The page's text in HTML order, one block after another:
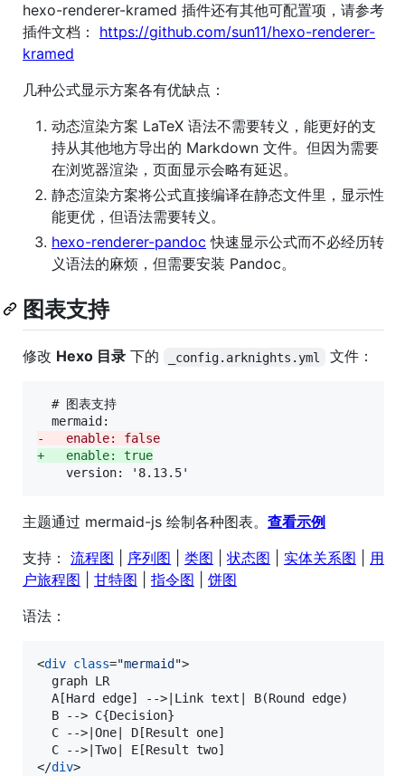
hexo-renderer-kramed 插件还有其他可配置项，请参考
插件文档： https://github.com/sun11/hexo-renderer-
kramed
几种公式显示方案各有优缺点：
动态渲染方案 LaTeX 语法不需要转义，能更好的支
持从其他地方导出的 Markdown 文件。但因为需要
在浏览器渲染，页面显示会略有延迟。
静态渲染方案将公式直接编译在静态文件里，显示性
能更优，但语法需要转义。
hexo-renderer-pandoc 快速显示公式而不必经历转
义语法的麻烦，但需要安装 Pandoc。
图表支持
修改 Hexo 目录 下的 _config.arknights.yml 文件：
  # 图表支持
-
   enable: false
+
   enable: true
    version: '8.13.5'
主题通过 mermaid-js 绘制各种图表。 查看示例
支持： 流程图 序列图 类图 状态图 实体关系图
用
户旅程图
甘特图 指令图
饼图
语法：
<div class="mermaid ">
  graph LR
  A[Hard edge] --
> |Link text| B(Round edge)
  B --
> C{Decision}
  C --
> |One| D[Result one]
  C --
>
</div>